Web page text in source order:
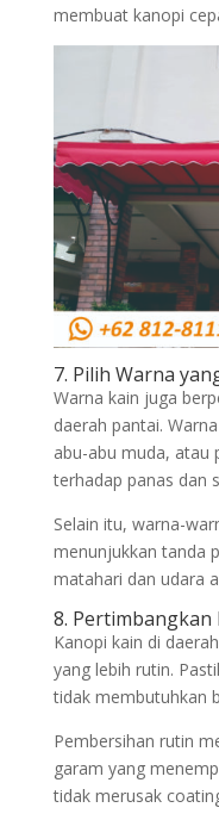
membuat kanopi
7. Pilih Warna
Warna kain juga
daerah pantai.
abu-abu muda, atau
terhadap panas dan
Selain itu, warna-
menunjukkan tanda
matahari dan udara
8. Pertimbangkan
Kanopi kain di
yang lebih rutin.
tidak membutuhkan
Pembersihan rutin
garam yang
tidak merusak